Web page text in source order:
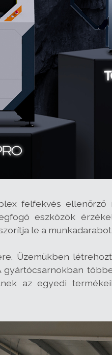
felfekvés ellenőrző
eszközök
le a
Üzemükben
az egyedi